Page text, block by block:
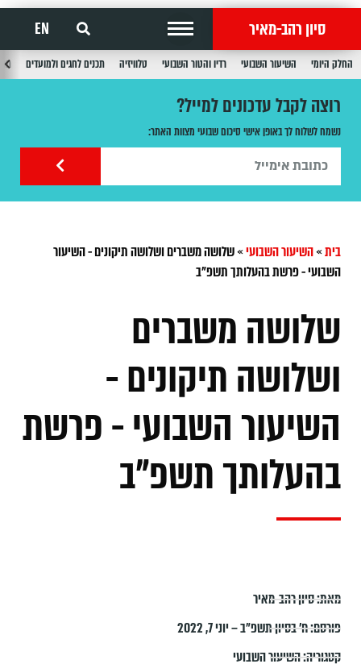
סיון רהב-מאיר EN
החלק היומי השיעור השבועי רדיו והטור השבועי טלוויזיה תכנים לחגים ולמועדים
רוצה לקבל עדכונים למייל?
נשמח לשלוח לך באופן אישי סיכום שבועי מצוות האתר:
בית»השיעור השבועי»שלושה משברים ושלושה תיקונים - השיעור
השבועי - פרשת בהעלותך תשפ"ב
שלושה משברים
ושלושה תיקונים -
השיעור השבועי - פרשת
בהעלותך תשפ"ב
מאת:סיון רהב-מאיר
פורסם:ח׳ בסיון תשפ״ב – יוני 7, 2022
קטגוריה:השיעור השבועי